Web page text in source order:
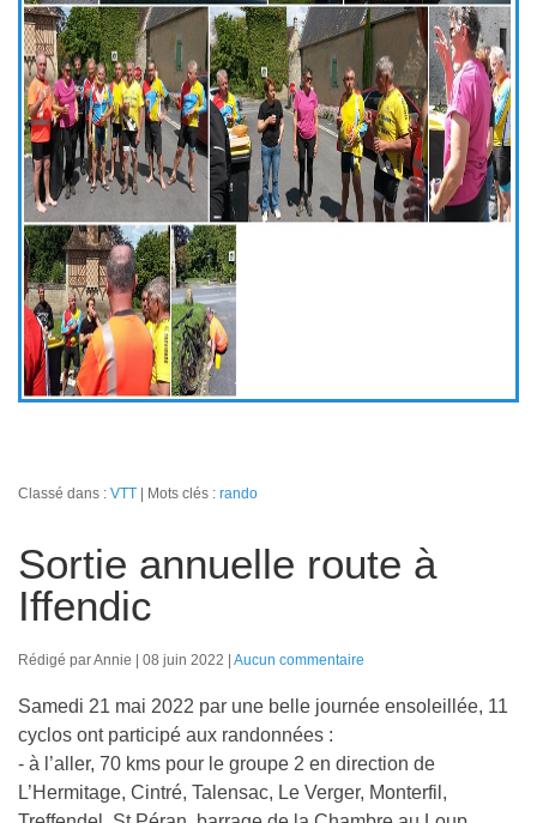
Classé dans : VTT Mots clés : rando
Sortie annuelle route à
Iffendic
Rédigé par Annie 08 juin 2022 Aucun commentaire
Samedi 21 mai 2022 par une belle journée ensoleillée, 11
cyclos ont participé aux randonnées :
- à l’aller, 70 kms pour le groupe 2 en direction de
L’Hermitage, Cintré, Talensac, Le Verger, Monterfil,